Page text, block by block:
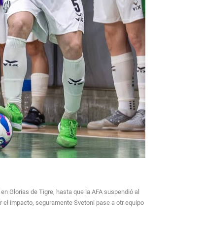
Glorias de Tigre, hasta que la AFA suspendió al
impacto, seguramente Svetoni pase a otr equipo